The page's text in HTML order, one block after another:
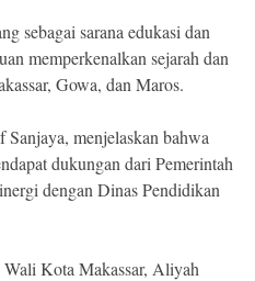
sebagai sarana edukasi dan
memperkenalkan sejarah dan
Gowa, dan Maros.
menjelaskan bahwa
dukungan dari Pemerintah
dengan Dinas Pendidikan
Kota Makassar, Aliyah